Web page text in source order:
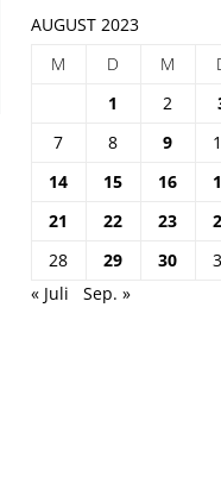
AUGUST 2023
M
D M
1
2
7
8 9
14
15 16
21
22 23
28
29 30
« Juli
Sep. »